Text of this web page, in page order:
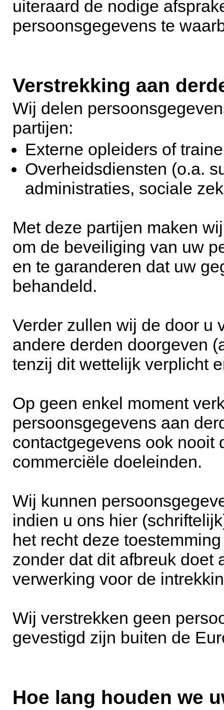
uiteraard de nodige
persoonsgegevens te
Verstrekking aan
Wij delen
partijen:
Externe opleiders of
Overheidsdiensten (o.a.
administraties, sociale
Met deze partijen maken
om de beveiliging van uw
en te garanderen dat uw
behandeld.
Verder zullen wij de door u
andere derden doorgeven
tenzij dit wettelijk verplicht
Op geen enkel moment
persoonsgegevens aan
contactgegevens ook nooit
commerciële doeleinden.
Wij kunnen
indien u ons hier
het recht deze
zonder dat dit afbreuk doet
verwerking voor de
Wij verstrekken geen
gevestigd zijn buiten de
Hoe lang houden we